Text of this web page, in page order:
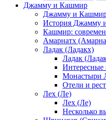
Джамму и Кашмир
Джамму и
История Джамму
Кашмир:
Амарнатх
Ладак (Ладакх)
Ладак
Интересные
Монастыри
Отели и
Лех (Ле)
Лех (Ле)
Несколько